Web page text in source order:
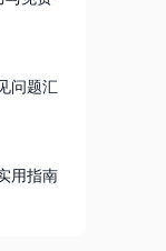
问题汇
用指南